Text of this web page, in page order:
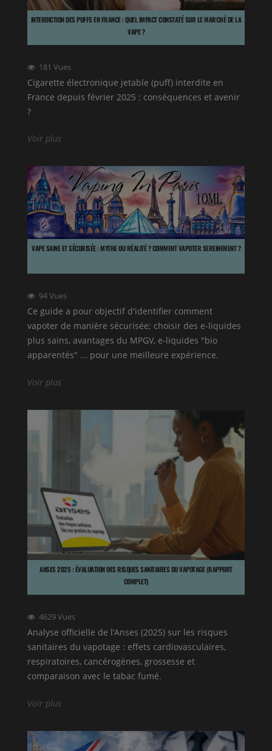
INTERDICTION DES PUFFS EN FRANCE : QUEL IMPACT CONSTATÉ SUR LE MARCHÉ DE LA
VAPE ?
181 Vues
Cigarette électronique jetable (puff) interdite en
France depuis février 2025 : conséquences et avenir
?
Voir plus
VAPE SAINE ET SÉCURISÉE : MYTHE OU RÉALITÉ ? COMMENT VAPOTER SEREINEMENT ?
94Vues
Ce guide a pour objectif d'identifier comment
vapoter de manière sécurisée; choisir des e-liquides
plus sains, avantages du MPGV, e-liquides "bio
apparentés" ... pour une meilleure expérience.
Voir plus
ANSES 2025 : ÉVALUATION DES RISQUES SANITAIRES DU VAPOTAGE (RAPPORT
COMPLET)
4629Vues
Analyse officielle de l’Anses (2025) sur les risques
sanitaires du vapotage : effets cardiovasculaires,
respiratoires, cancérogènes, grossesse et
comparaison avec le tabac fumé.
Voir plus